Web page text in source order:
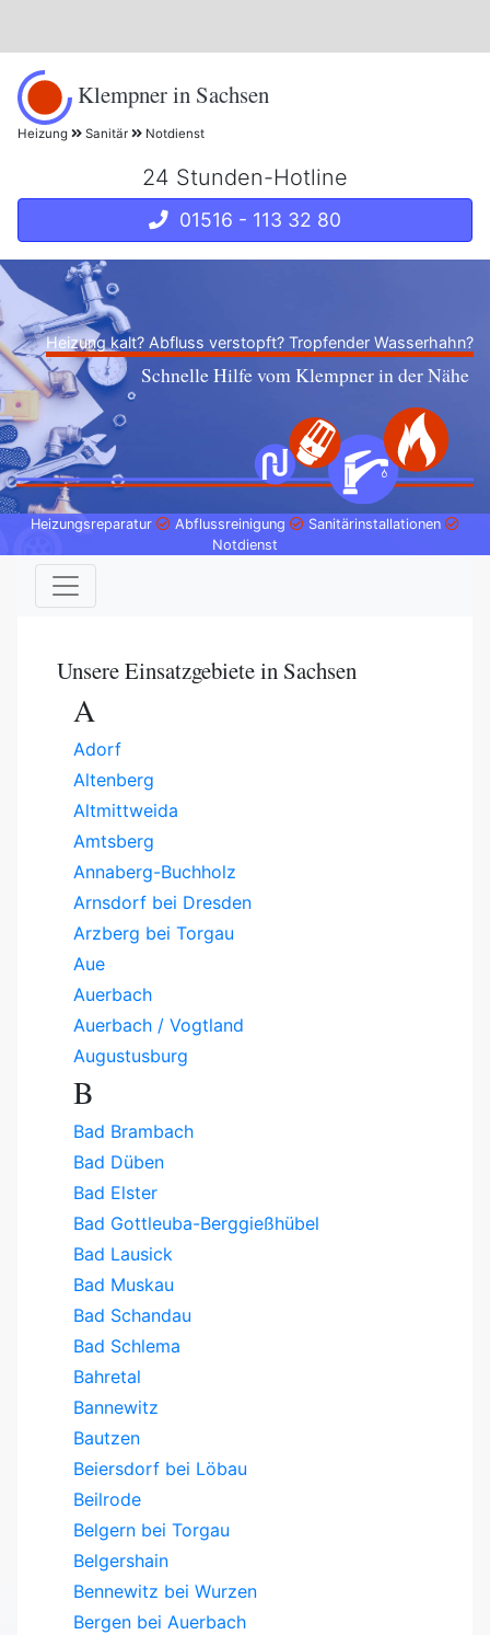
Klempner in Sachsen
Heizung Sanitär Notdienst
24 Stunden-Hotline
01516 - 113 32 80
Heizung kalt? Abfluss verstopft? Tropfender Wasserhahn?
Schnelle Hilfe vom Klempner in der Nähe
Heizungsreparatur Abflussreinigung
Sanitärinstallationen
Notdienst
Unsere Einsatzgebiete in Sachsen
A
Adorf
Altenberg
Altmittweida
Amtsberg
Annaberg-Buchholz
Arnsdorf bei Dresden
Arzberg bei Torgau
Aue
Auerbach
Auerbach / Vogtland
Augustusburg
B
Bad Brambach
Bad Düben
Bad Elster
Bad Gottleuba-Berggießhübel
Bad Lausick
Bad Muskau
Bad Schandau
Bad Schlema
Bahretal
Bannewitz
Bautzen
Beiersdorf bei Löbau
Beilrode
Belgern bei Torgau
Belgershain
Bennewitz bei Wurzen
Bergen bei Auerbach